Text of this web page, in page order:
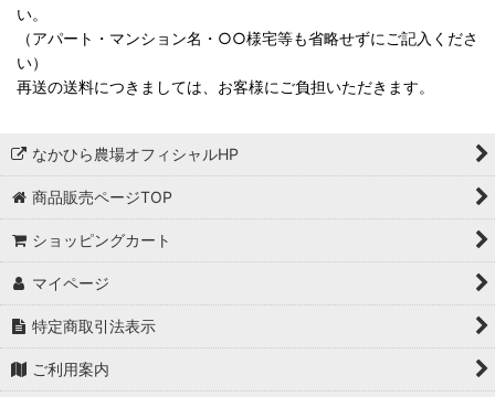
い。
（アパート・マンション名・○○様宅等も省略せずにご記入くださ
い）
再送の送料につきましては、お客様にご負担いただきます。
なかひら農場オフィシャルHP
商品販売ページTOP
ショッピングカート
マイページ
特定商取引法表示
ご利用案内